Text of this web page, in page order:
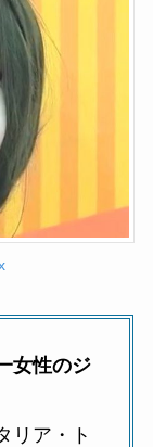
女性のジ
リア・ト